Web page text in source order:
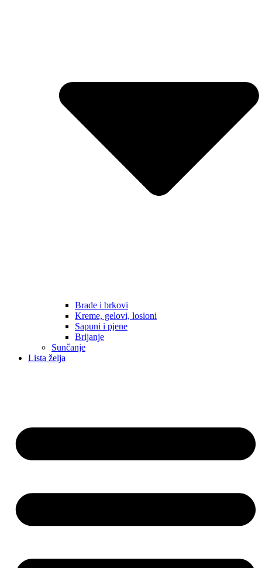
Brade i brkovi
Kreme, gelovi, losioni
Sapuni i pjene
Brijanje
Sunčanje
Lista želja